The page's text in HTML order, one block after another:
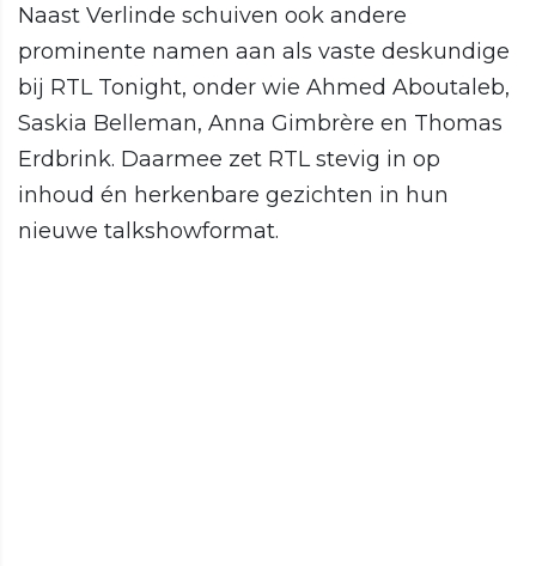
Naast Verlinde schuiven ook andere
prominente namen aan als vaste deskundige
bij RTL Tonight, onder wie Ahmed Aboutaleb,
Saskia Belleman, Anna Gimbrère en Thomas
Erdbrink. Daarmee zet RTL stevig in op
inhoud én herkenbare gezichten in hun
nieuwe talkshowformat.